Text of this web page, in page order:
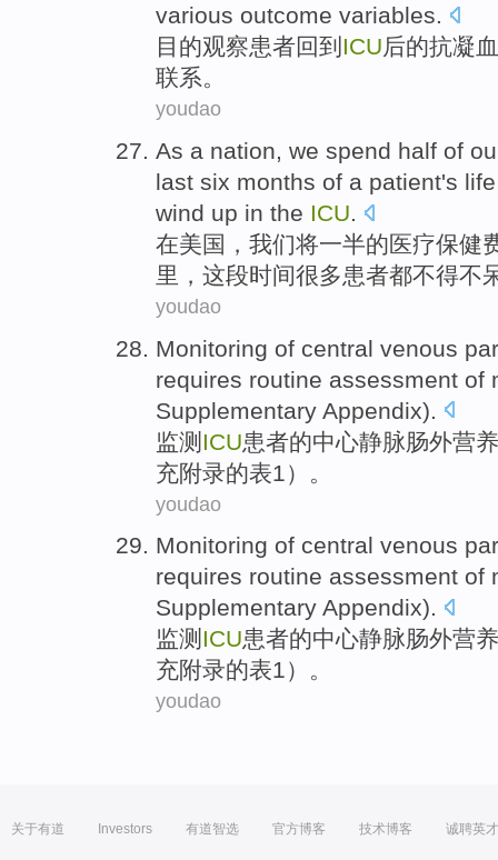
various outcome variables.
目的观察患者回到 ICU后的抗凝血
联系。
youdao
As a nation, we spend half of
last six months of a patient's
wind up in the ICU.
在美国 ， 我们将一半的医疗保健
里 ，这段时间很多患者都不得不
youdao
Monitoring of central venous
requires routine assessment of
Supplementary Appendix).
监测 ICU患者的中心静脉肠外营养
充附录的表1 ）。
youdao
Monitoring of central venous
requires routine assessment of
Supplementary Appendix).
监测 ICU患者的中心静脉肠外营养
充附录的表1）。
youdao
关于有道 Investors 有道智选 官方博客 技术博客 诚聘英才